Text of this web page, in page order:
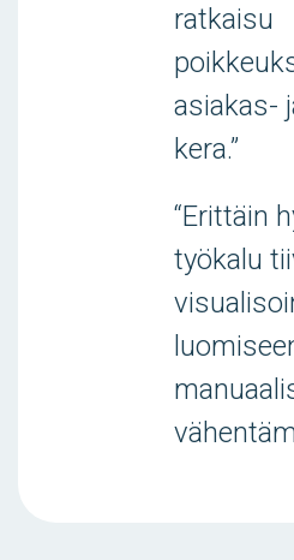
ratkaisu
asiakas-
kera.”
“Erittäin
työkalu